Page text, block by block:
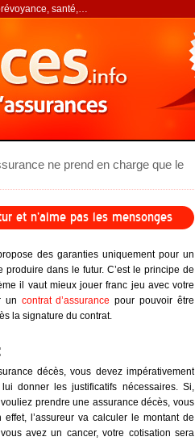
santé,…
ne prend en charge que le
et n’aime pas les mensonges
des garanties uniquement pour un
dans le futur. C’est le principe de
il vaut mieux jouer franc jeu avec votre
un contrat d’assurance pour pouvoir être
la signature du contrat.
décès, vous devez impérativement
donner les justificatifs nécessaires. Si,
prendre une assurance décès, vous
l’assureur va calculer le montant de
avez un cancer, votre cotisation sera